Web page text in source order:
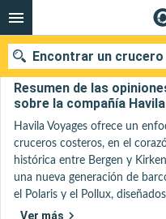
Havila : Nuestras
Resumen de las
sobre la compañía Havila
Havila Voyages ofrece un
cruceros costeros, en el
histórica entre Bergen y
una nueva generación de
el Polaris y el Pollux,
silenciosa y respetuosa con
Ver más
Encontrar un crucero
Fecha de salida